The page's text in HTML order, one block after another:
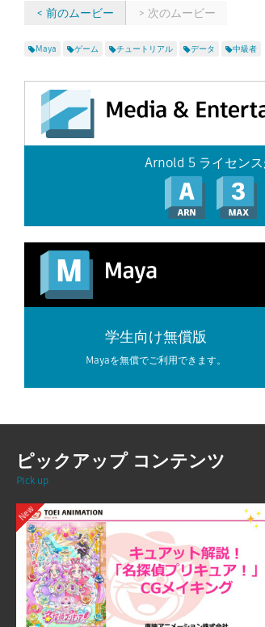
< 前のムービー > 次のムービー
Maya ゲーム チュートリアル データ 中級者
Arnold 5 ライセン
学生向け無償版
Mayaを無償でご利用できます。
ピックアップ コンテンツ
Pick up
New